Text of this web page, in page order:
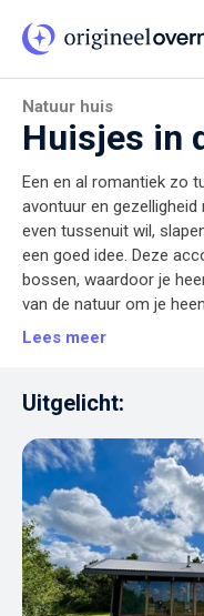
Natuur huis
Huisjes in
Een en al romantiek zo
avontuur en
even tussenuit wil,
een goed idee. Deze
bossen, waardoor je
van de natuur om je
quality time met je
Lees meer
Uitgelicht: